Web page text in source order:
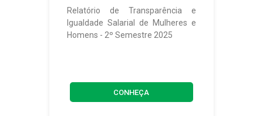
Relatório de Transparência e
Igualdade Salarial de Mulheres e
Homens - 2º Semestre 2025
CONHEÇA